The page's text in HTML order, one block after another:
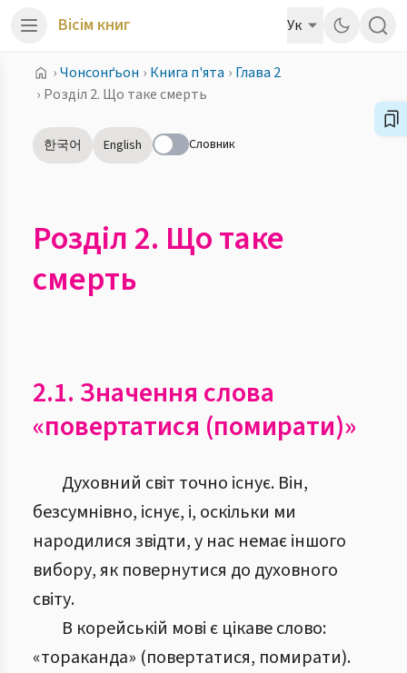
Вісім книг Ук
›Чонсонґьон › Книга п'ята › Глава 2
› Розділ 2. Що таке смерть
한국어 English Словник
Розділ 2. Що таке
смерть
2.1. Значення слова
«повертатися (помирати)»
Духовний світ точно існує. Він,
безсумнівно, існує, і, оскільки ми
народилися звідти, у нас немає іншого
вибору, як повернутися до духовного
світу.
В корейській мові є цікаве слово:
«тораканда» (повертатися, помирати).